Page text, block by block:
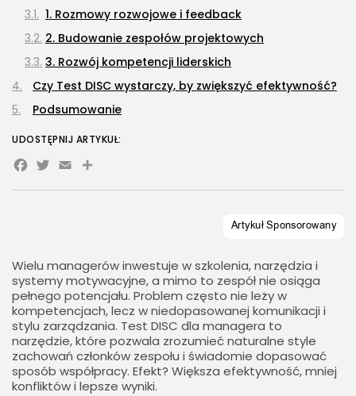
Wielu managerów inwestuje w szkolenia, narzędzia i
systemy motywacyjne, a mimo to zespół nie osiąga
pełnego potencjału. Problem często nie leży w
kompetencjach, lecz w niedopasowanej komunikacji i
stylu zarządzania. Test DISC dla managera to
narzędzie, które pozwala zrozumieć naturalne style
zachowań członków zespołu i świadomie dopasować
sposób współpracy. Efekt? Większa efektywność, mniej
konfliktów i lepsze wyniki.
1. Rozmowy rozwojowe i feedback
2. Budowanie zespołów projektowych
3. Rozwój kompetencji liderskich
Czy Test DISC wystarczy, by zwiększyć efektywność?
Podsumowanie
UDOSTĘPNIJ ARTYKUŁ:
Facebook
Twitter
EmailShare